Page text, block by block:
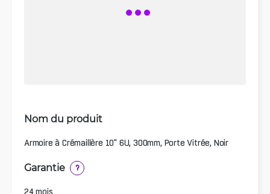
Nom du produit
Armoire à Crémaillère 10" 6U, 300mm, Porte Vitrée, Noir
Garantie ?
24 mois